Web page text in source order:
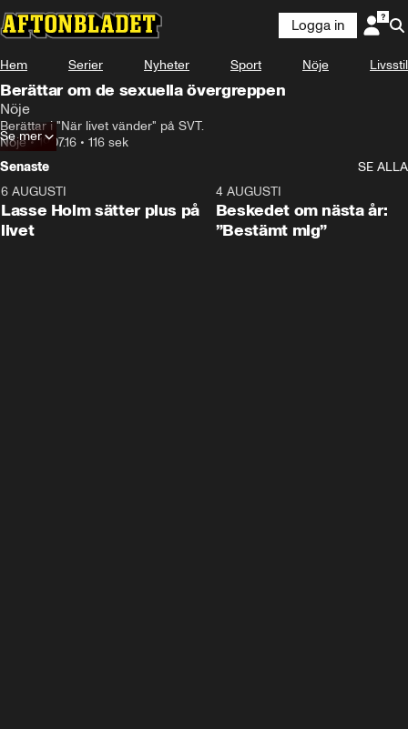
Logga in
Hem Serier Nyheter Sport Nöje Livsstil
Berättar om de sexuella övergreppen
Nöje
Berättar i "När livet vänder" på SVT.
Nöje•19.07.16 • 116 sek
Se mer
Senaste
SE ALLA
6 AUGUSTI
Lasse Holm sätter plus på
livet
4 AUGUSTI
Beskedet om nästa år:
”Bestämt mig”